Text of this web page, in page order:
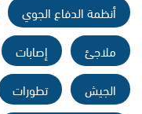
أنظمة الدفاع الجوي
ملاجئ
إصابات
الجيش
تطورات